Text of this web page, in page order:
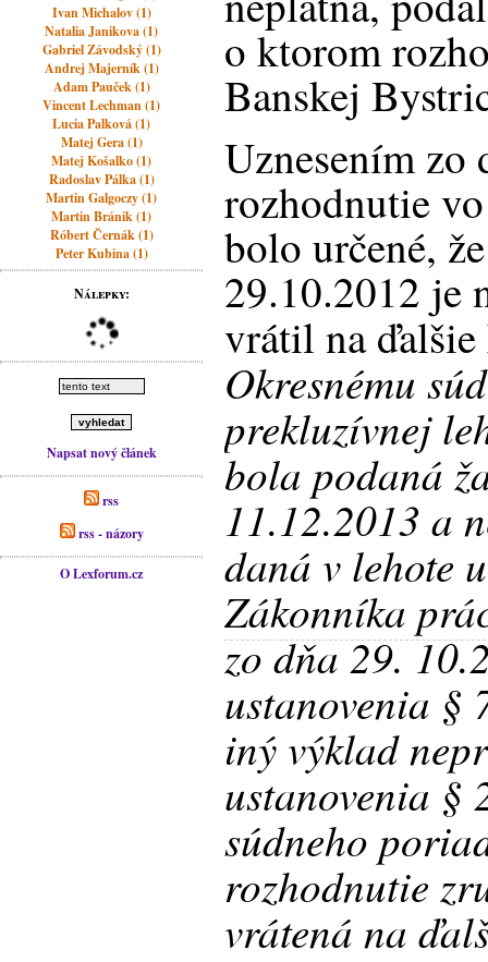
Ivan Michalov (1)
Natalia Janikova (1)
Gabriel Závodský (1)
Andrej Majerník (1)
Adam Pauček (1)
Vincent Lechman (1)
Lucia Palková (1)
Matej Gera (1)
Matej Košalko (1)
Radoslav Pálka (1)
Martin Galgoczy (1)
Martin Bránik (1)
Róbert Černák (1)
Peter Kubina (1)
Nálepky:
Napsat nový článek
rss
rss - názory
O Lexforum.cz
o ktorom
Banskej
Uznesením zo
rozhodnutie
bolo určené,
29.10.2012 je
vrátil na
Okresnému
prekluzívnej
bola podaná
11.12.2013 a
daná v lehote
Zákonníka
zo dňa 29.
ustanovenia §
iný výklad
ustanovenia §
súdneho
rozhodnutie
vrátená na